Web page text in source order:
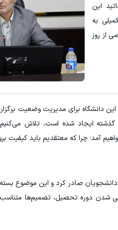
در حال حاضر ۹۵ درصد اساتید این
به
از روز
دانشگاه برای مدیریت وضعیت
ایجاد شده است، تلاش
آمد؛ چرا که معتقدیم باید
صادر کرد و این موضوع
شدن دوره تحصیل، تصمیم‌ها
ثبت